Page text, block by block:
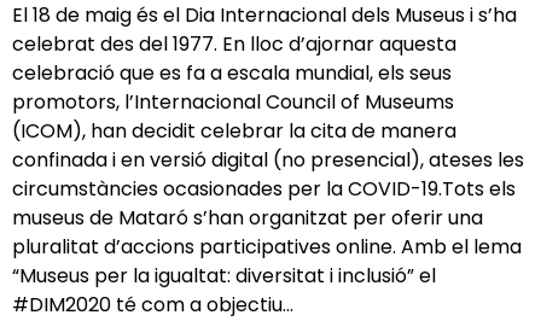
El 18 de maig és el Dia Internacional dels Museus i s’ha
celebrat des del 1977. En lloc d’ajornar aquesta
celebració que es fa a escala mundial, els seus
promotors, l’Internacional Council of Museums
(ICOM), han decidit celebrar la cita de manera
confinada i en versió digital (no presencial), ateses les
circumstàncies ocasionades per la COVID-19.Tots els
museus de Mataró s’han organitzat per oferir una
pluralitat d’accions participatives online. Amb el lema
“Museus per la igualtat: diversitat i inclusió” el
#DIM2020 té com a objectiu...